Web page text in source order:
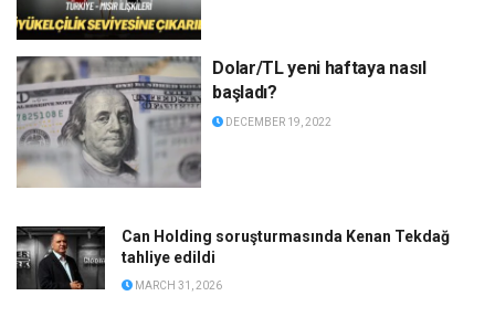
Dolar/TL yeni haftaya nasıl
başladı?
DECEMBER 19, 2022
Can Holding soruşturmasında Kenan Tekdağ
tahliye edildi
MARCH 31, 2026